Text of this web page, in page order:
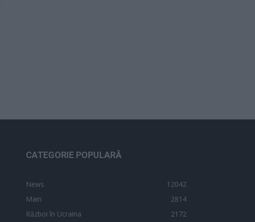
CATEGORIE POPULARĂ
News
12042
Main
2814
Război în Ucraina
2172